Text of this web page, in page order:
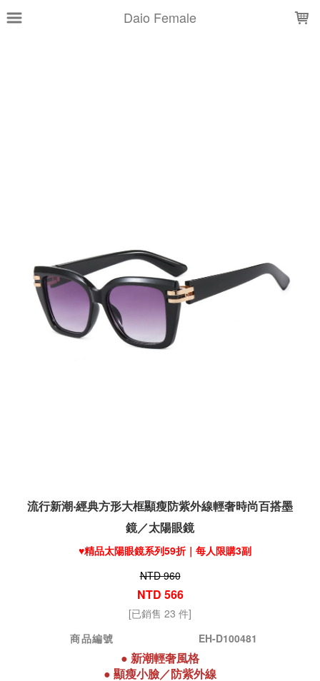
Daio Female
流行新潮‧經典方形大框顯瘦防紫外線輕奢時尚百搭墨
鏡／太陽眼鏡
♥️精品太陽眼鏡系列59折｜每人限購3副
NTD 960
NTD 566
[已銷售 23 件]
商品編號
EH-D100481
● 新潮輕奢風格
● 顯瘦小臉／防紫外線